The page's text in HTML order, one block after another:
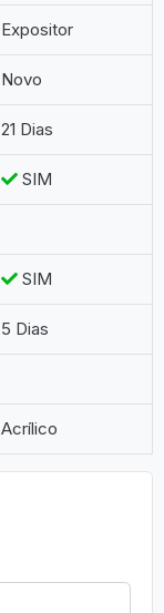
Expositor
Novo
21 Dias
SIM
SIM
5 Dias
Acrílico